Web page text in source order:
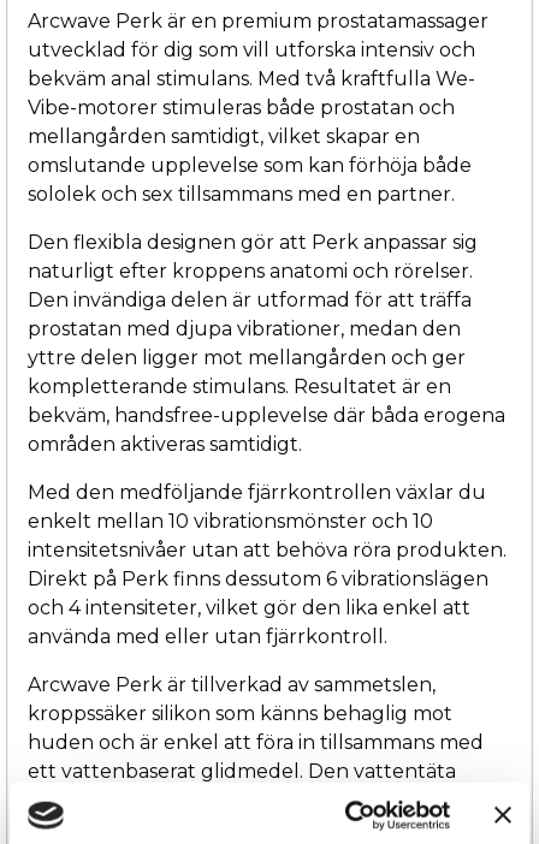
Arcwave Perk är en premium prostatamassager
utvecklad för dig som vill utforska intensiv och
bekväm anal stimulans. Med två kraftfulla We-
Vibe-motorer stimuleras både prostatan och
mellangården samtidigt, vilket skapar en
omslutande upplevelse som kan förhöja både
sololek och sex tillsammans med en partner.
Den flexibla designen gör att Perk anpassar sig
naturligt efter kroppens anatomi och rörelser.
Den invändiga delen är utformad för att träffa
prostatan med djupa vibrationer, medan den
yttre delen ligger mot mellangården och ger
kompletterande stimulans. Resultatet är en
bekväm, handsfree-upplevelse där båda erogena
områden aktiveras samtidigt.
Med den medföljande fjärrkontrollen växlar du
enkelt mellan 10 vibrationsmönster och 10
intensitetsnivåer utan att behöva röra produkten.
Direkt på Perk finns dessutom 6 vibrationslägen
och 4 intensiteter, vilket gör den lika enkel att
använda med eller utan fjärrkontroll.
Arcwave Perk är tillverkad av sammetslen,
kroppssäker silikon som känns behaglig mot
huden och är enkel att föra in tillsammans med
ett vattenbaserat glidmedel. Den vattentäta
konstruktionen gör att den kan användas både i
duschen och badet, medan det